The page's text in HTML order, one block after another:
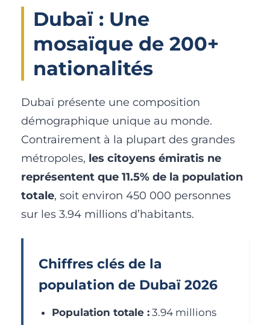
Dubaï : Une
mosaïque de 200+
nationalités
Dubaï présente une composition
démographique unique au monde.
Contrairement à la plupart des grandes
métropoles, les citoyens émiratis ne
représentent que 11.5% de la population
totale, soit environ 450 000 personnes
sur les 3.94 millions d’habitants.
Chiffres clés de la
population de Dubaï 2026
Population totale :3.94 millions